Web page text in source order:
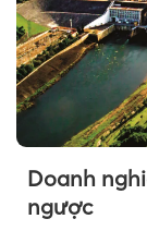
Doanh
ngược